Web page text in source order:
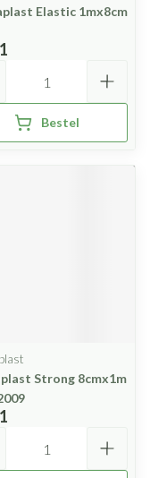
Elastic 1mx8cm
Bestel
Strong 8cmx1m